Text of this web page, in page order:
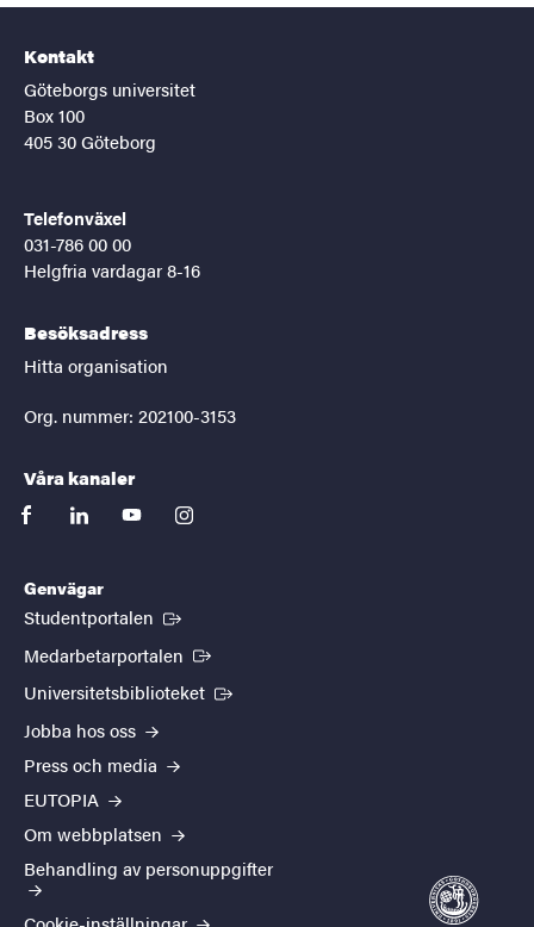
Kontakt
Göteborgs universitet
Box 100
405 30 Göteborg
Telefonväxel
031-786 00 00
Helgfria vardagar 8-16
Besöksadress
Hitta organisation
Org. nummer: 202100-3153
Våra kanaler
facebooklinkedinyoutubeinstagram
Genvägar
Studentportalen (Extern länk)
Medarbetarportalen (Extern länk)
Universitetsbiblioteket (Extern länk)
Jobba hos oss
Press och media
EUTOPIA
Om webbplatsen
Behandling av personuppgifter